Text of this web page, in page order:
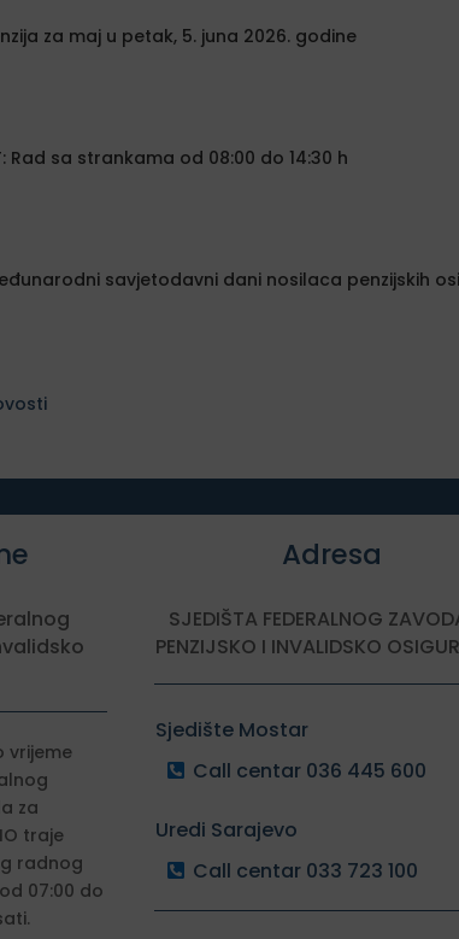
za maj u petak, 5. juna 2026. godine
Rad sa strankama od 08:00 do 14:30 h
savjetodavni dani nosilaca penzijskih
vrijeme
za
traje
radnog
07:00 do
Adresa
SJEDIŠTA FEDERALNOG
PENZIJSKO I INVALIDSKO
Sjedište Mostar
Call centar 036 445 600
Uredi Sarajevo
Call centar 033 723 100